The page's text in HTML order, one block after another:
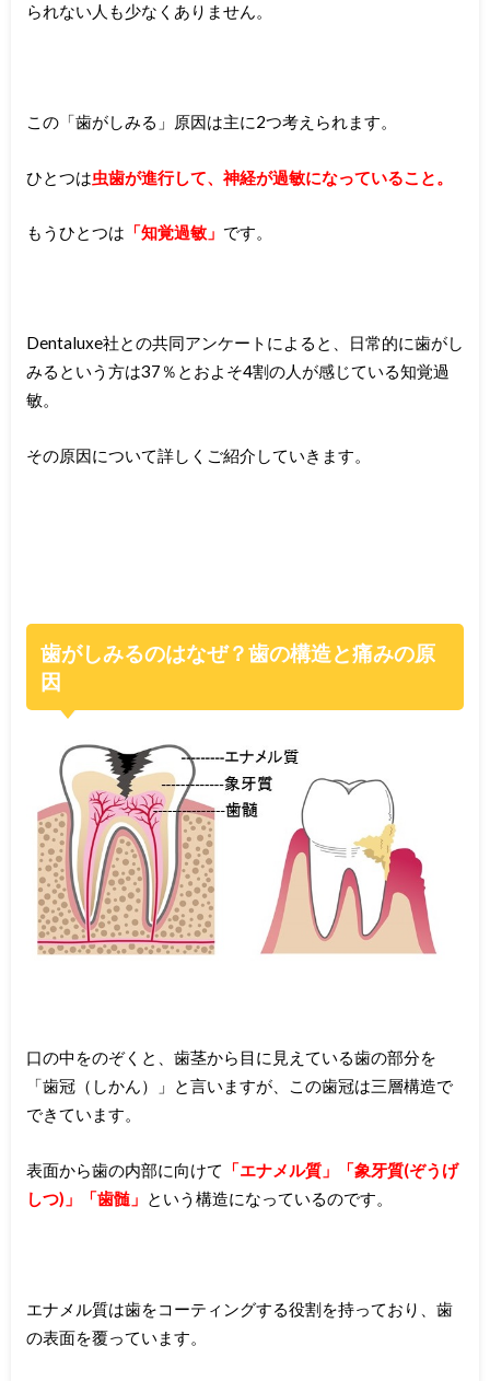
られない人も少なくありません。
この「歯がしみる」原因は主に2つ考えられます。
ひとつは虫歯が進行して、神経が過敏になっていること。
もうひとつは 「知覚過敏」 です。
Dentaluxe社との共同アンケートによると、日常的に歯がし
みるという方は37％とおよそ4割の人が感じている知覚過
敏。
その原因について詳しくご紹介していきます。
歯がしみるのはなぜ？歯の構造と痛みの原
因
口の中をのぞくと、歯茎から目に見えている歯の部分を
「歯冠（しかん）」と言いますが、この歯冠は三層構造で
できています。
表面から歯の内部に向けて 「エナメル質」「象牙質(ぞうげ
しつ) 」「歯髄」 という構造になっているのです。
エナメル質は歯をコーティングする役割を持っており、歯
の表面を覆っています。